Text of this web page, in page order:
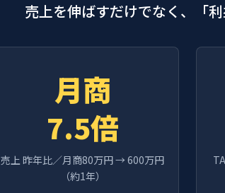
売上を伸ばすだけでなく、「
月商
7.5倍
売上 昨年比／月商80万円 → 600万円
（約1年）